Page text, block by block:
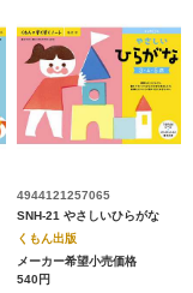
4944121257065
SNH-21 やさしいひらがな
くもん出版
メーカー希望小売価格
540円